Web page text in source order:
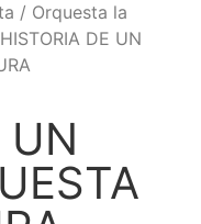
/ Orquesta la
DE UN
UN